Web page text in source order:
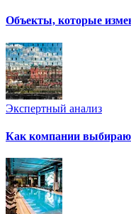
Объекты, которые
Экспертный анализ
Как компании